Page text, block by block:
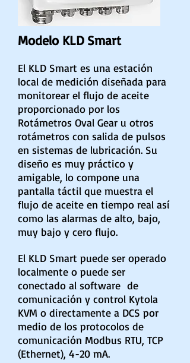
Modelo KLD Smart
El KLD Smart es una estación
local de medición diseñada para
monitorear el flujo de aceite
proporcionado por los
Rotámetros Oval Gear u otros
rotámetros con salida de pulsos
en sistemas de lubricación. Su
diseño es muy práctico y
amigable, lo compone una
pantalla táctil que muestra el
flujo de aceite en tiempo real así
como las alarmas de alto, bajo,
muy bajo y cero flujo.
El KLD Smart puede ser operado
localmente o puede ser
conectado al software de
comunicación y control Kytola
KVM o directamente a DCS por
medio de los protocolos de
comunicación Modbus RTU, TCP
(Ethernet), 4-20 mA.